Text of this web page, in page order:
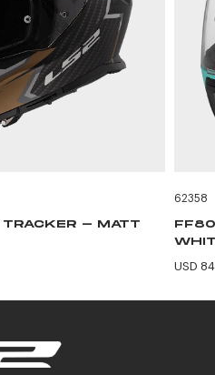
- MATT
62358
USD 84